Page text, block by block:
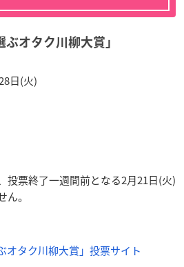
オタク川柳大賞」
日(火)
投票終了一週間前となる2月21日(火)
。
オタク川柳大賞」投票サイト